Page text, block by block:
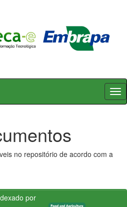
no repositório de acordo com a
por